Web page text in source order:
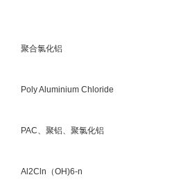
聚合氯化铝
Poly Aluminium Chloride
PAC、聚铝、聚氯化铝
Al2Cln （OH)6-n